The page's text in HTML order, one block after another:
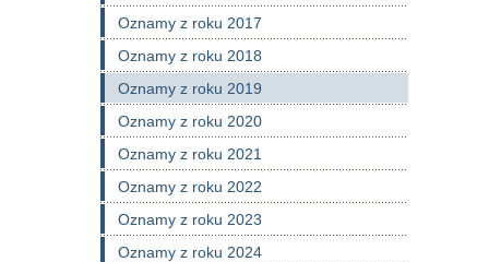
Oznamy z roku 2017
Oznamy z roku 2018
Oznamy z roku 2019
Oznamy z roku 2020
Oznamy z roku 2021
Oznamy z roku 2022
Oznamy z roku 2023
Oznamy z roku 2024